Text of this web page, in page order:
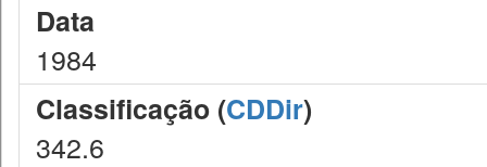
Data
1984
Classificação (CDDir)
342.6